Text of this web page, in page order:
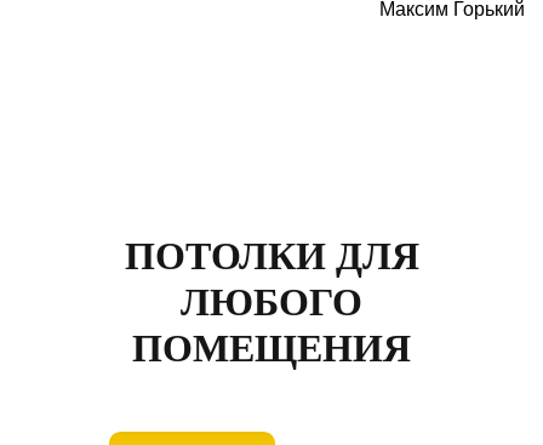
Максим Горький
ПОТОЛКИ ДЛЯ
ЛЮБОГО
ПОМЕЩЕНИЯ